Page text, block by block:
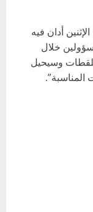
أدان فيه
خلال
وسيحيل
المناسبة”.